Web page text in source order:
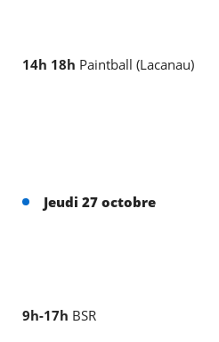
14h 18h Paintball (Lacanau)
Jeudi 27 octobre
9h-17h BSR